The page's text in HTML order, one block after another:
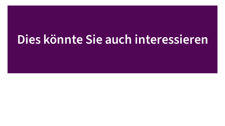
Dies könnte Sie auch interessieren